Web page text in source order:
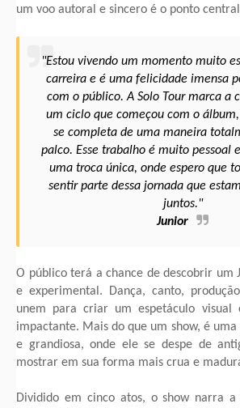
um voo autoral e sincero é o ponto
"Estou vivendo um momento muito
carreira e é uma felicidade imensa
com o público. A Solo Tour marca a
um ciclo que começou com o
se completa de uma maneira
palco. Esse trabalho é muito pessoal
uma troca única, onde espero que
sentir parte dessa jornada que
juntos."
Junior
O público terá a chance de descobrir um
e experimental. Dança, canto,
unem para criar um espetáculo visual
impactante. Mais do que um show, é
e grandiosa, onde ele se despe de
mostrar em sua forma mais crua e
Dividido em cinco atos, o show narra